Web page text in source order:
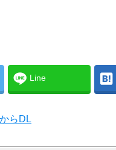
Line
らDL